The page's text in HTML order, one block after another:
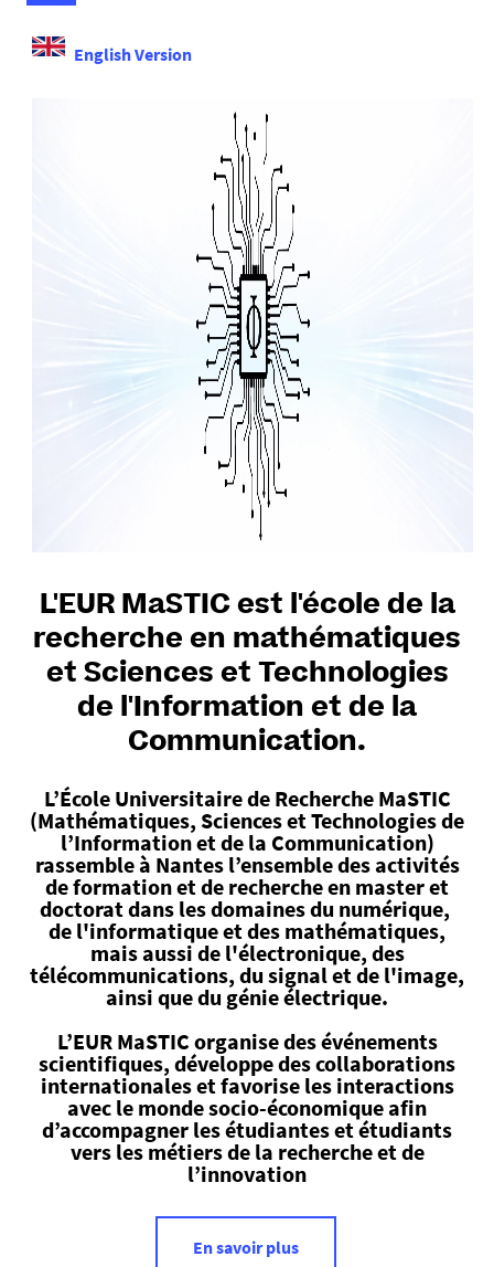
English Version
L'EUR MaSTIC est l'école de la
recherche en mathématiques
et Sciences et Technologies
de l'Information et de la
Communication.
L’École Universitaire de Recherche MaSTIC
(Mathématiques, Sciences et Technologies de
l’Information et de la Communication)
rassemble à Nantes l’ensemble des activités
de formation et de recherche en master et
doctorat dans les domaines du numérique,
de l'informatique et des mathématiques,
mais aussi de l'électronique, des
télécommunications, du signal et de l'image,
ainsi que du génie électrique.
L’EUR MaSTIC organise des événements
scientifiques, développe des collaborations
internationales et favorise les interactions
avec le monde socio-économique afin
d’accompagner les étudiantes et étudiants
vers les métiers de la recherche et de
l’innovation
En savoir plus